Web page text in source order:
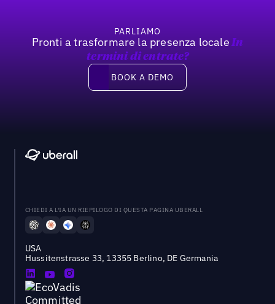
PARLIAMO
Pronti a trasformare la presenza locale In
termini di entrate?
Book a demo
BOOK A DEMO
CHIEDI A L'IA UN RIEPILOGO DI QUESTA PAGINA UBERALL
USA
Hussitenstrasse 33, 13355 Berlino, DE Germania